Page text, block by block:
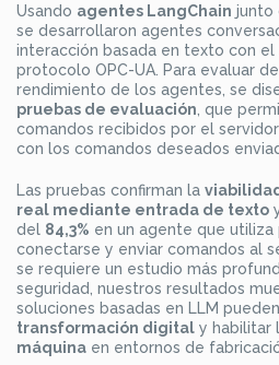
Usando agentes LangChain junto
se desarrollaron agentes
interacción basada en texto con
protocolo OPC-UA. Para evaluar
rendimiento de los agentes, se
pruebas de evaluación , que
comandos recibidos por el
con los comandos deseados
Las pruebas confirman la
real mediante entrada de texto
del 84,3% en un agente que
conectarse y enviar comandos al
se requiere un estudio más
seguridad, nuestros resultados
soluciones basadas en LLM pueden
transformación digital y habilitar
máquina en entornos de